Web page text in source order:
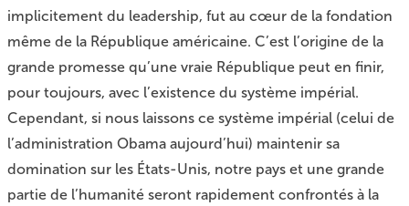
implicitement du leadership, fut au cœur de la fondation
même de la République américaine. C’est l’origine de la
grande promesse qu’une vraie République peut en finir,
pour toujours, avec l’existence du système impérial.
Cependant, si nous laissons ce système impérial (celui de
l’administration Obama aujourd’hui) maintenir sa
domination sur les États-Unis, notre pays et une grande
partie de l’humanité seront rapidement confrontés à la